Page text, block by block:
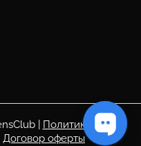
| Политика
Договор оферты